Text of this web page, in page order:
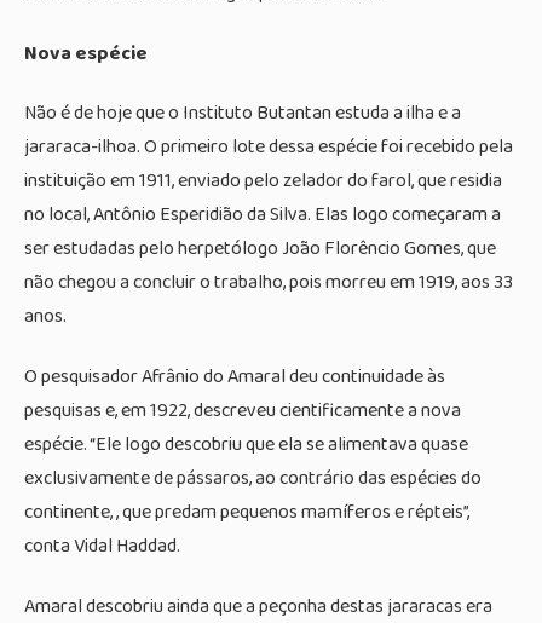
Nova espécie
Não é de hoje que o Instituto Butantan estuda a ilha e a
jararaca-ilhoa. O primeiro lote dessa espécie foi recebido pela
instituição em 1911, enviado pelo zelador do farol, que residia
no local, Antônio Esperidião da Silva. Elas logo começaram a
ser estudadas pelo herpetólogo João Florêncio Gomes, que
não chegou a concluir o trabalho, pois morreu em 1919, aos 33
anos.
O pesquisador Afrânio do Amaral deu continuidade às
pesquisas e, em 1922, descreveu cientificamente a nova
espécie. “Ele logo descobriu que ela se alimentava quase
exclusivamente de pássaros, ao contrário das espécies do
continente, , que predam pequenos mamíferos e répteis”,
conta Vidal Haddad.
Amaral descobriu ainda que a peçonha destas jararacas era